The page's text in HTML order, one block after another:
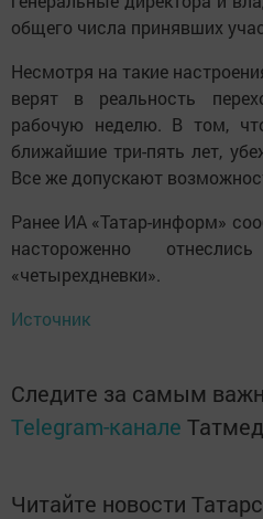
общего числа принявших
Несмотря на такие
верят в реальность
рабочую неделю. В том,
ближайшие три-пять лет,
Все же допускают
Ранее ИА «Татар-информ»
настороженно
«четырехдневки».
Источник
Следите за самым
Telegram-канале
Читайте новости